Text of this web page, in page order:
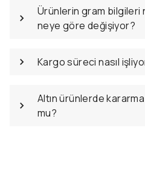
Ürünlerin gram bilgileri
neye göre değişiyor?
Kargo süreci nasıl
Altın ürünlerde
mu?